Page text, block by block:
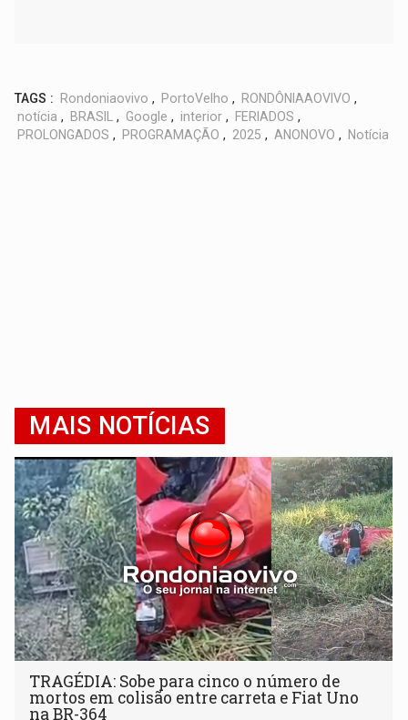
TAGS : Rondoniaovivo , PortoVelho , RONDÔNIAAOVIVO ,
notícia , BRASIL , Google , interior , FERIADOS ,
PROLONGADOS , PROGRAMAÇÃO , 2025 , ANONOVO , Notícia
MAIS NOTÍCIAS
TRAGÉDIA: Sobe para cinco o número de
mortos em colisão entre carreta e Fiat Uno
na BR-364